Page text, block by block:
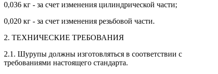
0,036 кг - за счет изменения цилиндрической части;
0,020 кг - за счет изменения резьбовой части.
2. ТЕХНИЧЕСКИЕ ТРЕБОВАНИЯ
2.1. Шурупы должны изготовляться в соответствии с
требованиями настоящего стандарта.